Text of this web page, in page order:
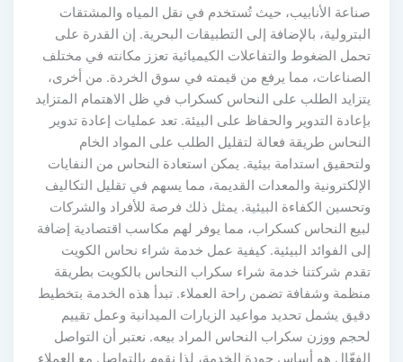
صناعة الأنابيب، حيث تُستخدم في نقل المياه والمشتقات
البترولية، بالإضافة إلى التطبيقات البحرية. إن القدرة على
تحمل الضغوط والتفاعلات الكيميائية تعزز مكانته في مختلف
الصناعات، مما يرفع من قيمته في سوق الخردة. من أخرى،
يتزايد الطلب على النحاس كسكراب في ظل الاهتمام المتزايد
بإعادة التدوير والحفاظ على البيئة. تعد عمليات إعادة تدوير
النحاس طريقة فعالة لتقليل الطلب على المواد الخام
ولتحقيق استدامة بيئية. يمكن استعادة النحاس من النفايات
الإلكترونية والمعدات القديمة، مما يسهم في تقليل التكاليف
وتحسين الكفاءة البيئية. يمثل ذلك فرصة للأفراد والشركات
لبيع النحاس كسكراب، مما يوفر لهم مكاسب اقتصادية إضافة
إلى الفوائد البيئية. كيفية عمل خدمة شراء نحاس الكويت
تقدم شركتنا خدمة شراء سكراب النحاس بالكويت بطريقة
منظمة وشفافة تضمن راحة العملاء. تبدأ هذه الخدمة بتخطيط
دقيق يشمل تحديد مواعيد الزيارات الميدانية وعمل تقييم
لحجم ووزن سكراب النحاس المراد بيعه. نعتبر أن التواصل
الفعّال هو أساس جودة الخدمة، لذا نقوم بالتواصل مع العملاء